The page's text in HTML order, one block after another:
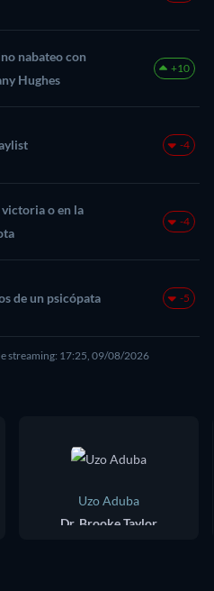
nabateo con
Hughes
+10
-4
victoria o en la
-4
de un psicópata -5
streaming: 17:25, 09/08/2026
Uzo Aduba
Dr. Brooke Taylor